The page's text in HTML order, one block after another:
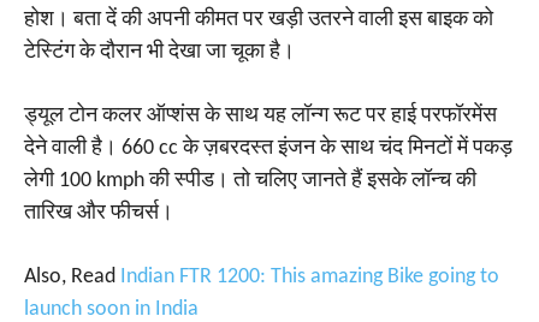
होश। बता दें की अपनी कीमत पर खड़ी उतरने वाली इस बाइक को
टेस्टिंग के दौरान भी देखा जा चूका है।
ड्यूल टोन कलर ऑप्शंस के साथ यह लॉन्ग रूट पर हाई परफॉरमेंस
देने वाली है। 660 cc के ज़बरदस्त इंजन के साथ चंद मिनटों में पकड़
लेगी 100 kmph की स्पीड। तो चलिए जानते हैं इसके लॉन्च की
तारिख और फीचर्स।
Also, Read
Indian FTR 1200: This amazing Bike going to
launch soon in India